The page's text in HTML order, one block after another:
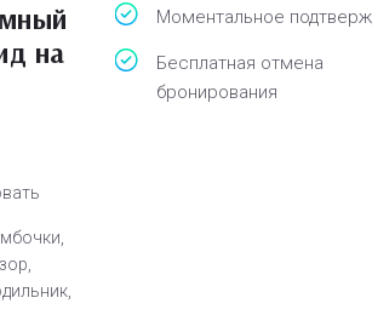
на
Моментальное
Бесплатная отмена
бронирования